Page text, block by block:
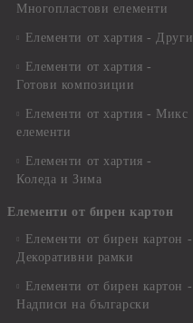
Многопластови елементи
Елементи от хартия - Други
Елементи от хартия -
Готови композиции
Елементи от хартия - Микс
елементи
Елементи от хартия -
Коледа и Зима
Елементи от бирен картон
Елементи от бирен картон -
Декоративни рамки
Елементи от бирен картон -
Надписи на български